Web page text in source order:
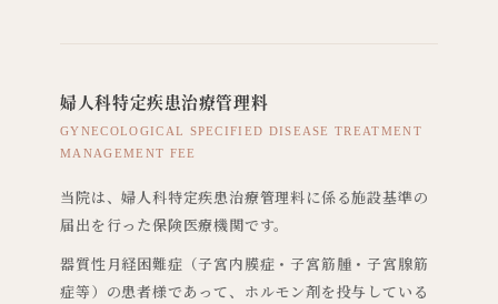
婦人科特定疾患治療管理料
GYNECOLOGICAL SPECIFIED DISEASE TREATMENT
MANAGEMENT FEE
当院は、婦人科特定疾患治療管理料に係る施設基準の
届出を行った保険医療機関です。
器質性月経困難症（子宮内膜症・子宮筋腫・子宮腺筋
症等）の患者様であって、ホルモン剤を投与している